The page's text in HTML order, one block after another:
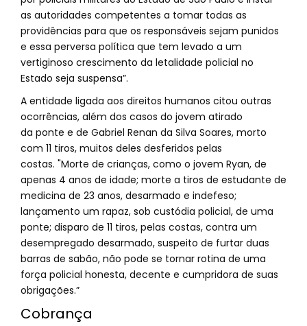
as autoridades competentes a tomar todas as
providências para que os responsáveis sejam punidos
e essa perversa política que tem levado a um
vertiginoso crescimento da letalidade policial no
Estado seja suspensa”.
A entidade ligada aos direitos humanos citou outras
ocorrências, além dos casos do jovem atirado
da ponte e de Gabriel Renan da Silva Soares, morto
com 11 tiros, muitos deles desferidos pelas
costas. "Morte de crianças, como o jovem Ryan, de
apenas 4 anos de idade; morte a tiros de estudante de
medicina de 23 anos, desarmado e indefeso;
lançamento um rapaz, sob custódia policial, de uma
ponte; disparo de 11 tiros, pelas costas, contra um
desempregado desarmado, suspeito de furtar duas
barras de sabão, não pode se tornar rotina de uma
força policial honesta, decente e cumpridora de suas
obrigações.”
Cobrança